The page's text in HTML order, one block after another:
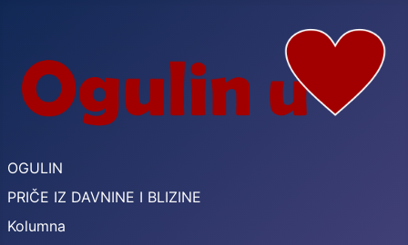
OGULIN
PRIČE IZ DAVNINE I BLIZINE
Kolumna